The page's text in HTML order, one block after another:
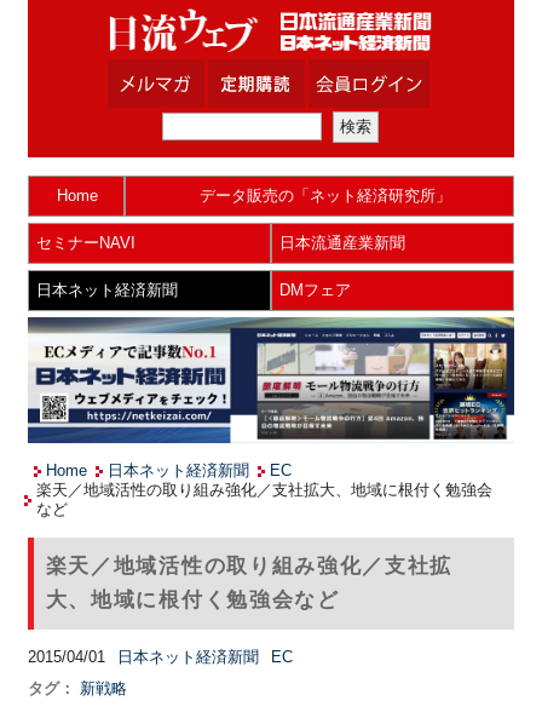
Home データ販売の「ネット経済研究所」
セミナーNAVI 日本流通産業新聞
日本ネット経済新聞 DMフェア
Home 日本ネット経済新聞
EC
楽天／地域活性の取り組み強化／支社拡大、地域に根付く勉強会
など
楽天／地域活性の取り組み強化／支社拡
大、地域に根付く勉強会など
2015/04/01 日本ネット経済新聞
EC
タグ：
新戦略